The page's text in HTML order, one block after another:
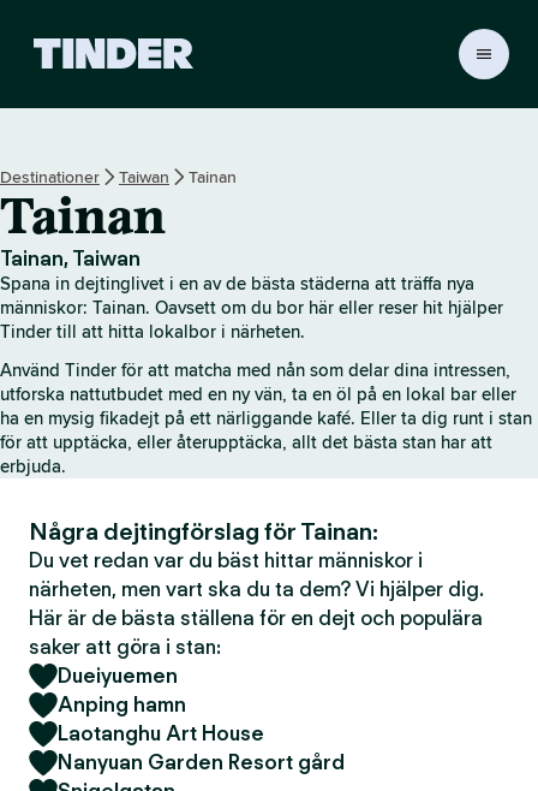
r
a
r
t
i
d
a
Destinationer Taiwan Tainan
Tainan
Tainan, Taiwan
Spana in dejtinglivet i en av de bästa städerna att träffa nya
människor: Tainan. Oavsett om du bor här eller reser hit hjälper
Tinder till att hitta lokalbor i närheten.
Använd Tinder för att matcha med nån som delar dina intressen,
utforska nattutbudet med en ny vän, ta en öl på en lokal bar eller
ha en mysig fikadejt på ett närliggande kafé. Eller ta dig runt i stan
för att upptäcka, eller återupptäcka, allt det bästa stan har att
erbjuda.
Några dejtingförslag för Tainan:
Du vet redan var du bäst hittar människor i
närheten, men vart ska du ta dem? Vi hjälper dig.
Här är de bästa ställena för en dejt och populära
saker att göra i stan:
Dueiyuemen
Anping hamn
Laotanghu Art House
Nanyuan Garden Resort gård